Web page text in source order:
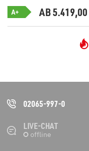
A+ AB 5.419,00
02065-997-0
LIVE-CHAT